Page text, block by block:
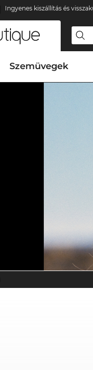
Ingyenes kiszállítás és
Szemüvegek